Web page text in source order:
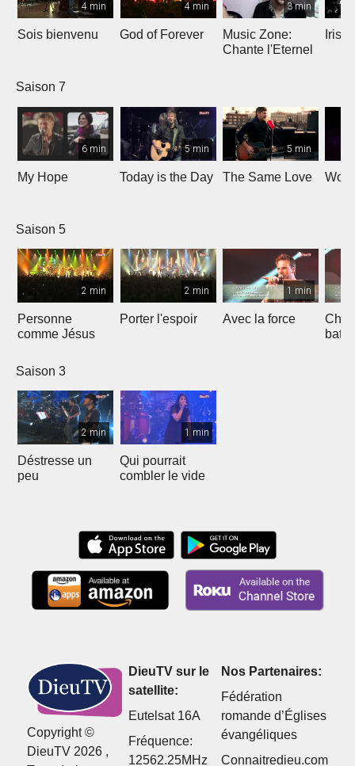
4 min
Sois bienvenu
4 min
God of Forever
3 min
Music Zone:
Chante l'Eternel
Irish
Saison 7
6 min
My Hope
5 min
Today is the Day
5 min
The Same Love
Saison 5
2 min
Personne
comme Jésus
2 min
Porter l'espoir
1 min
Avec la force
Saison 3
2 min
Déstresse un
peu
1 min
Qui pourrait
combler le vide
Copyright ©
DieuTV 2026 ,
DieuTV sur le
satellite:
Eutelsat 16A
Fréquence:
12562.25MHz
Nos Partenaires:
Fédération
romande d’Églises
évangéliques
Connaitredieu.com